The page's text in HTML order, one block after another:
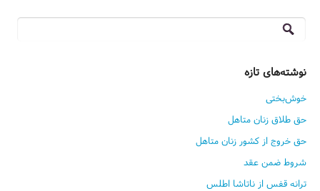
جستجو
برای:
نوشته‌های تازه
خوش‌بختی
حق طلاق زنان متاهل
حق خروج از کشور زنان متاهل
شروط ضمن عقد
ترانه قفس از ناتاشا اطلس